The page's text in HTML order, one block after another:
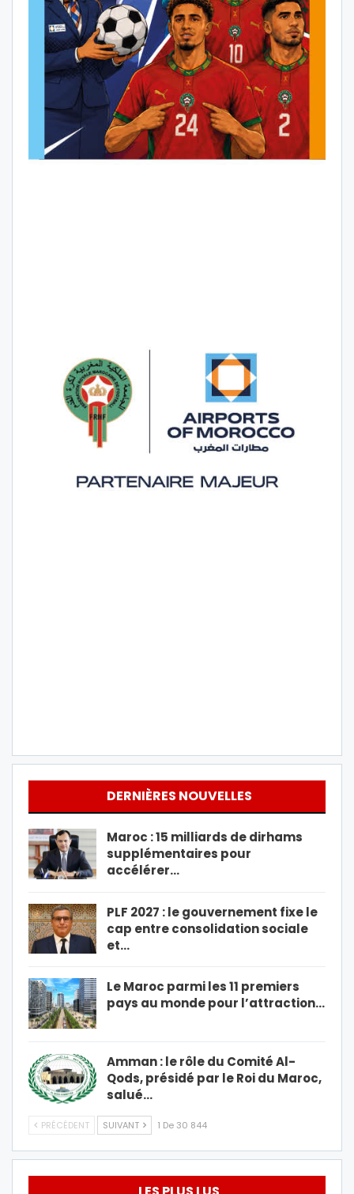
DERNIÈRES NOUVELLES
Maroc : 15 milliards de dirhams
supplémentaires pour
accélérer…
PLF 2027 : le gouvernement fixe le
cap entre consolidation sociale
et…
Le Maroc parmi les 11 premiers
pays au monde pour l’attraction…
Amman : le rôle du Comité Al-
Qods, présidé par le Roi du Maroc,
salué…
PRÉCÉDENT SUIVANT 1 De 30 844